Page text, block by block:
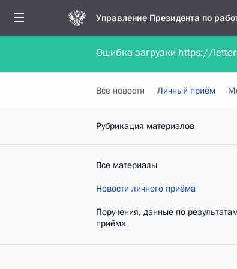
Управление Президента по
Обратиться в форме
Все новости Личный приём
Рубрикация материалов
Все материалы
Новости личного приёма
Поручения, данные по
приёма
Ошибка загрузки https://